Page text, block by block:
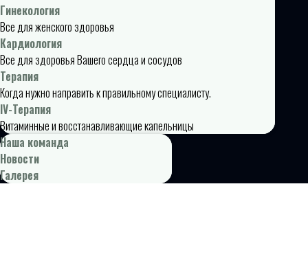
Гинекология
Все для женского здоровья
Кардиология
Все для здоровья Вашего сердца и сосудов
Терапия
Когда нужно направить к правильному специалисту.
IV-Терапия
Витаминные и восстанавливающие капельницы
Наша команда
Новости
Галерея